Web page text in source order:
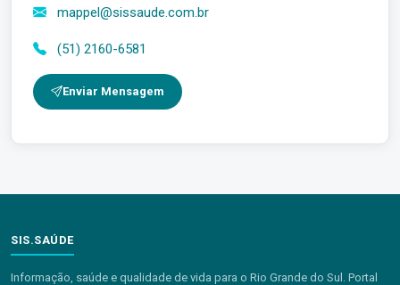
mappel@sissaude.com.br
(51) 2160-6581
Enviar Mensagem
SIS.SAÚDE
Informação, saúde e qualidade de vida para o Rio Grande do Sul. Portal